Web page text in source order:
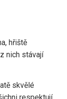
hřiště
nich stávají
skvělé